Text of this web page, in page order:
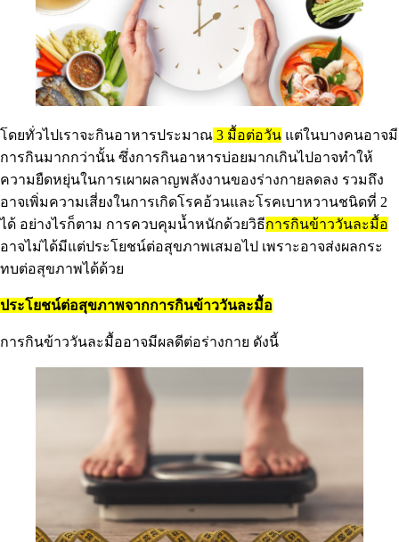
โดยทั่วไปเราจะกินอาหารประมาณ 3 มื้อต่อวัน แต่ในบางคนอาจมี
การกินมากกว่านั้น ซึ่งการกินอาหารบ่อยมากเกินไปอาจทำให้
ความยืดหยุ่นในการเผาผลาญพลังงานของร่างกายลดลง รวมถึง
อาจเพิ่มความเสี่ยงในการเกิดโรคอ้วนและโรคเบาหวานชนิดที่ 2
ได้ อย่างไรก็ตาม การควบคุมน้ำหนักด้วยวิธีการกินข้าววันละมื้อ
อาจไม่ได้มีแต่ประโยชน์ต่อสุขภาพเสมอไป เพราะอาจส่งผลกระ
ทบต่อสุขภาพได้ด้วย
ประโยชน์ต่อสุขภาพจากการกินข้าววันละมื้อ
การกินข้าววันละมื้ออาจมีผลดีต่อร่างกาย ดังนี้